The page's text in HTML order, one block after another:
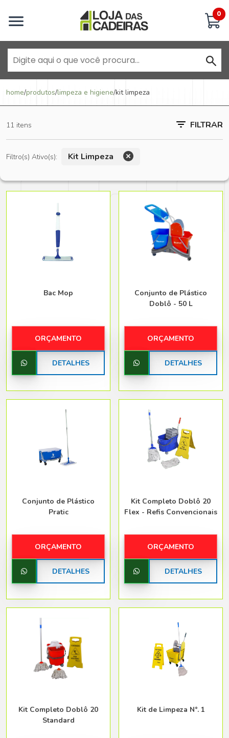
0
home/produtos/limpeza e higiene/kit limpeza
11 itens FILTRAR
Filtro(s) Ativo(s): Kit Limpeza
Bac Mop
ORÇAMENTO
DETALHES
Conjunto de Plástico
Doblô - 50 L
ORÇAMENTO
DETALHES
Conjunto de Plástico
Pratic
ORÇAMENTO
DETALHES
Kit Completo Doblô 20
Flex - Refis Convencionais
ORÇAMENTO
DETALHES
Kit Completo Doblô 20
Standard
Kit de Limpeza N°. 1
Inicie uma conversa
Goiânia - Jardim América
Anápolis - Jundiaí
Brasília - Asa Sul
Belo Horizonte - Belo Horizonte